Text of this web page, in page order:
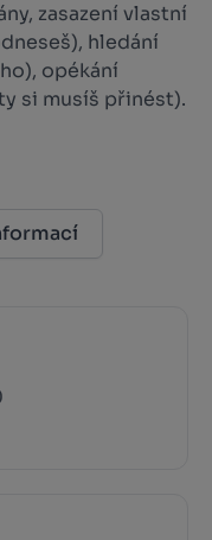
zasazení vlastní
hledání
opékání
si musíš přinést).